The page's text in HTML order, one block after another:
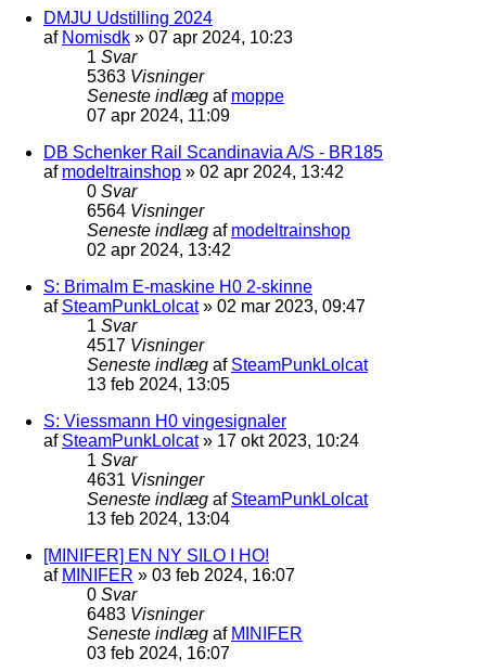
DMJU Udstilling 2024
af Nomisdk » 07 apr 2024, 10:23
1 Svar
5363 Visninger
Seneste indlæg af moppe
07 apr 2024, 11:09
DB Schenker Rail Scandinavia A/S - BR185
af modeltrainshop » 02 apr 2024, 13:42
0 Svar
6564 Visninger
Seneste indlæg af modeltrainshop
02 apr 2024, 13:42
S: Brimalm E-maskine H0 2-skinne
af SteamPunkLolcat» 02 mar 2023, 09:47
1 Svar
4517 Visninger
Seneste indlæg af SteamPunkLolcat
13 feb 2024, 13:05
S: Viessmann H0 vingesignaler
af SteamPunkLolcat» 17 okt 2023, 10:24
1 Svar
4631 Visninger
Seneste indlæg af SteamPunkLolcat
13 feb 2024, 13:04
[MINIFER] EN NY SILO I HO!
af MINIFER » 03 feb 2024, 16:07
0 Svar
6483 Visninger
Seneste indlæg af MINIFER
03 feb 2024, 16:07